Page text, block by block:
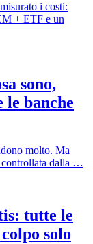
i costi:
+ ETF e un
sono,
le banche
molto. Ma
controllata dalla …
tutte le
solo